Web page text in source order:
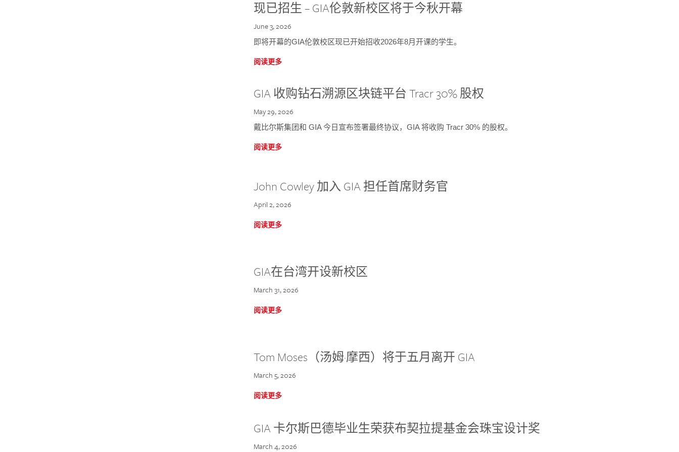
现已招生 – GIA伦敦新校区将于今秋开幕
June 3, 2026
即将开幕的GIA伦敦校区现已开始招收2026年8月开课的学生。
阅读更多
GIA 收购钻石溯源区块链平台 Tracr 30% 股权
May 29, 2026
戴比尔斯集团和 GIA 今日宣布签署最终协议，GIA 将收购 Tracr 30% 的股权。
阅读更多
John Cowley 加入 GIA 担任首席财务官
April 2, 2026
阅读更多
GIA在台湾开设新校区
March 31, 2026
阅读更多
Tom Moses（汤姆·摩西）将于五月离开 GIA
March 5, 2026
阅读更多
GIA 卡尔斯巴德毕业生荣获布契拉提基金会珠宝设计奖
March 4, 2026